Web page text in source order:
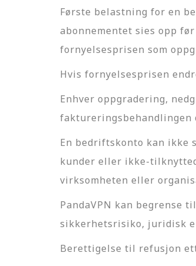
Første belastning for en
abonnementet sies opp
fornyelsesprisen som
Hvis fornyelsesprisen
Enhver oppgradering,
faktureringsbehandlingen
En bedriftskonto kan ikke
kunder eller ikke-
virksomheten eller
PandaVPN kan begrense
sikkerhetsrisiko, juridisk
Berettigelse til refusjon